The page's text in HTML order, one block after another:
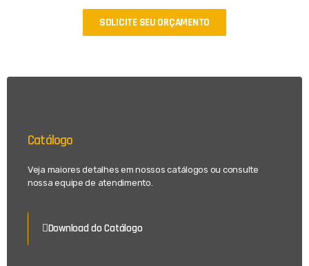
SOLICITE SEU ORÇAMENTO
Catálogo
Veja maiores detalhes em nossos catálogos ou consulte
nossa equipe de atendimento.
Download do Catálogo